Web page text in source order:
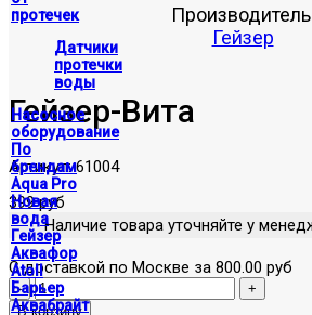
протечек
Датчики
протечки
воды
Насосное
оборудование
По
брендам
Aqua Pro
Новая
вода
Гейзер
Аквафор
Atoll
Барьер
Аквабрайт
Гейзер
Гейзер-Вита
Артикул:61004
399 руб
Наличие товара уточняйте у
С доставкой по Москве за 800.00 руб